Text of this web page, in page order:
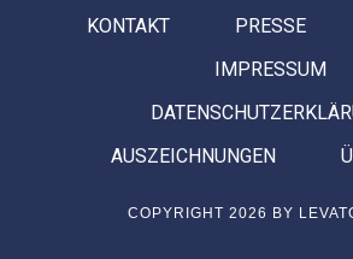
KONTAKT
PRESSE
IMPRESSUM
AUSZEICHNUNGEN
COPYRIGHT 2026 BY